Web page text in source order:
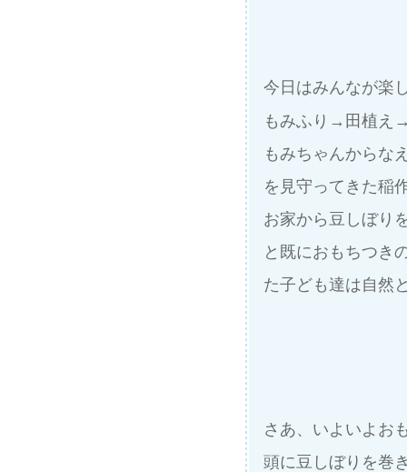
今日はみんなが楽
もみふり→田植え
もみちゃんからな
を見守ってきた稲
お家から豆しぼり
と既におもちつき
た子ども達は自然
さあ、いよいよお
頭に豆しぼりを巻